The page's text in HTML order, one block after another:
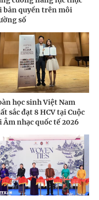
bản quyền trên môi
số
học sinh Việt Nam
sắc đạt 8 HCV tại Cuộc
Âm nhạc quốc tế 2026